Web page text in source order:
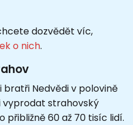
dozvědět víc,
o nich.
bratři Nedvědi v polovině
vyprodat strahovský
přibližně 60 až 70 tisíc lidí.